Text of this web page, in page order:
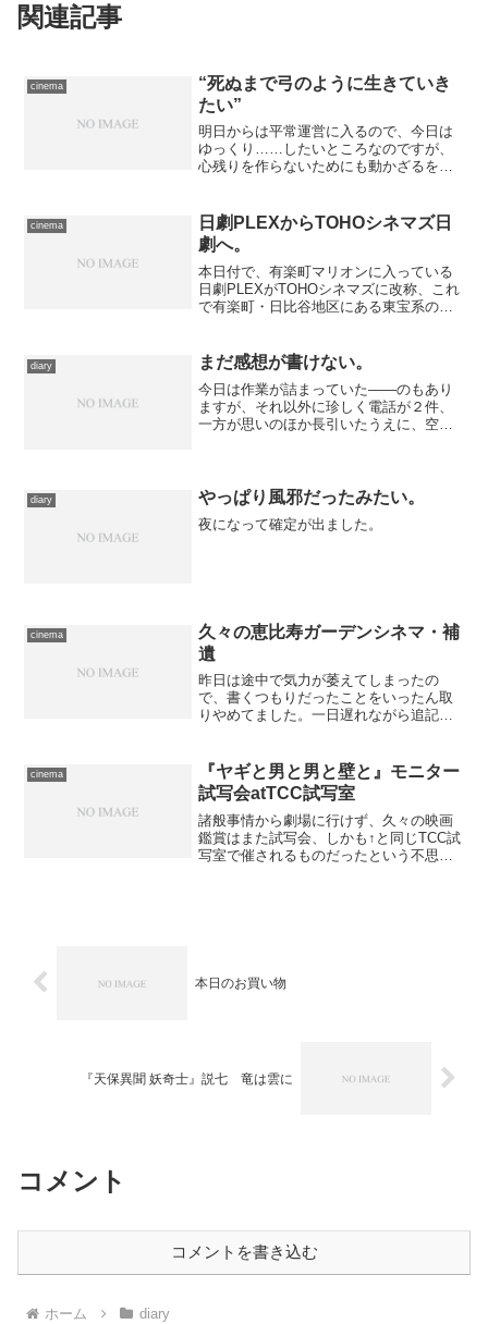
関連記事
cinema
“死ぬまで弓のように生きていき
たい”
明日からは平常運営に入るので、今日は
ゆっくり……したいところなのですが、
心残りを作らないためにも動かざるを得
医者へ。取れた詰め物を新たに作り直す
だけでは危険とのことで、...
cinema
日劇PLEXからTOHOシネマズ日
劇へ。
本日付で、有楽町マリオンに入っている
日劇PLEXがTOHOシネマズに改称、これ
で有楽町・日比谷地区にある東宝系の映
駆けつけてみた次第。ちょうど、有楽町
駅側に向いている...
diary まだ感想が書けない。
今日は作業が詰まっていた――のもあり
ますが、それ以外に珍しく電話が２件、
一方が思いのほか長引いたうえに、空い
スがどうしてもくっつかな...
diary やっぱり風邪だったみたい。
夜になって確定が出ました。
cinema
久々の恵比寿ガーデンシネマ・補
遺
昨日は途中で気力が萎えてしまったの
で、書くつもりだったことをいったん取
りやめてました。一日遅れながら追記し
が自分のなかにあって、なかなか訪れる
気になりません。常時稼...
cinema
『ヤギと男と男と壁と』モニター
試写会atTCC試写室
諸般事情から劇場に行けず、久々の映画
鑑賞はまた試写会、しかも↑と同じTCC試
写室で催されるものだったという不思
本日のお買い物
『天保異聞 妖奇士』説七 竜は雲に
コメント
コメントを書き込む
ホーム diary